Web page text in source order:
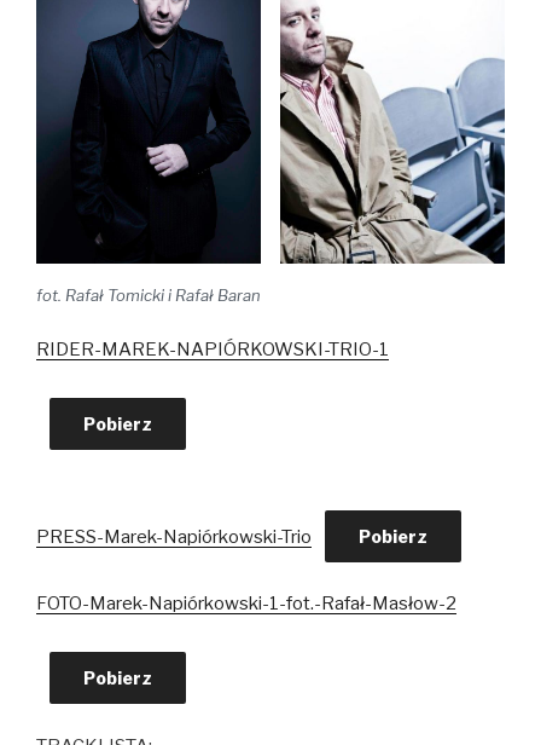
fot. Rafał Tomicki i Rafał Baran
RIDER-MAREK-NAPIÓRKOWSKI-TRIO-1
Pobierz
PRESS-Marek-Napiórkowski-Trio Pobierz
FOTO-Marek-Napiórkowski-1-fot.-Rafał-Masłow-2
Pobierz